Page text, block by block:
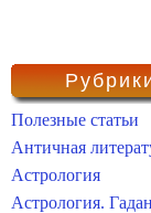
Полезные статьи
Античная
Астрология
Астрология.